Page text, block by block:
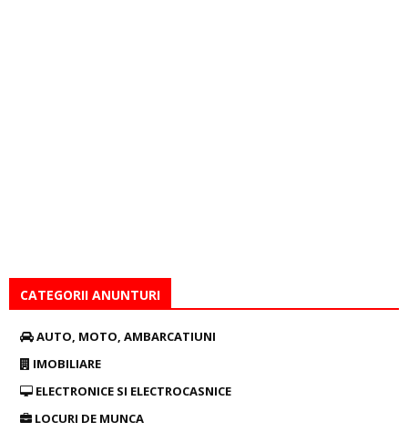
CATEGORII ANUNTURI
AUTO, MOTO, AMBARCATIUNI
IMOBILIARE
ELECTRONICE SI ELECTROCASNICE
LOCURI DE MUNCA